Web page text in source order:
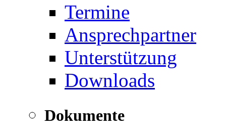
Termine
Ansprechpartner
Unterstützung
Downloads
Dokumente